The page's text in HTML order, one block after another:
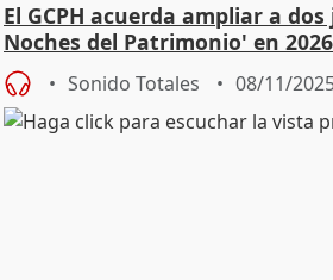
El GCPH acuerda ampliar a
Noches del Patrimonio' en 2026
Sonido Totales 08/11/